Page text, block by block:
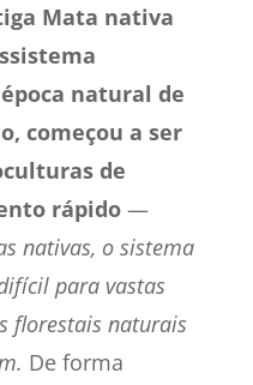
Mata nativa
natural de
começou a ser
de
rápido—
nativas, o sistema
para vastas
florestais naturais
De forma